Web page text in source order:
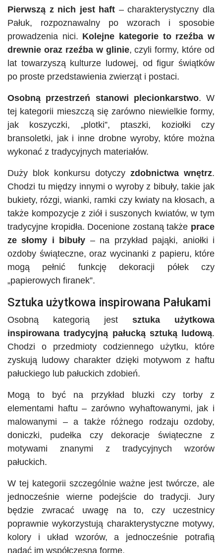
Pierwszą z nich jest haft – charakterystyczny dla
Pałuk, rozpoznawalny po wzorach i sposobie
prowadzenia nici. Kolejne kategorie to rzeźba w
drewnie oraz rzeźba w glinie, czyli formy, które od
lat towarzyszą kulturze ludowej, od figur świątków
po proste przedstawienia zwierząt i postaci.
Osobną przestrzeń stanowi plecionkarstwo. W
tej kategorii mieszczą się zarówno niewielkie formy,
jak koszyczki, „plotki”, ptaszki, koziołki czy
bransoletki, jak i inne drobne wyroby, które można
wykonać z tradycyjnych materiałów.
Duży blok konkursu dotyczy zdobnictwa wnętrz.
Chodzi tu między innymi o wyroby z bibuły, takie jak
bukiety, rózgi, wianki, ramki czy kwiaty na kłosach, a
także kompozycje z ziół i suszonych kwiatów, w tym
tradycyjne kropidła. Docenione zostaną także prace
ze słomy i bibuły – na przykład pająki, aniołki i
ozdoby świąteczne, oraz wycinanki z papieru, które
mogą pełnić funkcję dekoracji półek czy
„papierowych firanek”.
Sztuka użytkowa inspirowana Pałukami
Osobną kategorią jest sztuka użytkowa
inspirowana tradycyjną pałucką sztuką ludową.
Chodzi o przedmioty codziennego użytku, które
zyskują ludowy charakter dzięki motywom z haftu
pałuckiego lub pałuckich zdobień.
Mogą to być na przykład bluzki czy torby z
elementami haftu – zarówno wyhaftowanymi, jak i
malowanymi – a także różnego rodzaju ozdoby,
doniczki, pudełka czy dekoracje świąteczne z
motywami znanymi z tradycyjnych wzorów
pałuckich.
W tej kategorii szczególnie ważne jest twórcze, ale
jednocześnie wierne podejście do tradycji. Jury
będzie zwracać uwagę na to, czy uczestnicy
poprawnie wykorzystują charakterystyczne motywy,
kolory i układ wzorów, a jednocześnie potrafią
nadać im współczesną formę.